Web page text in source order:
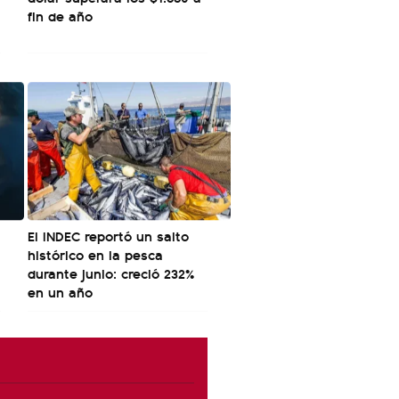
fin de año
El INDEC reportó un salto
histórico en la pesca
durante junio: creció 232%
en un año